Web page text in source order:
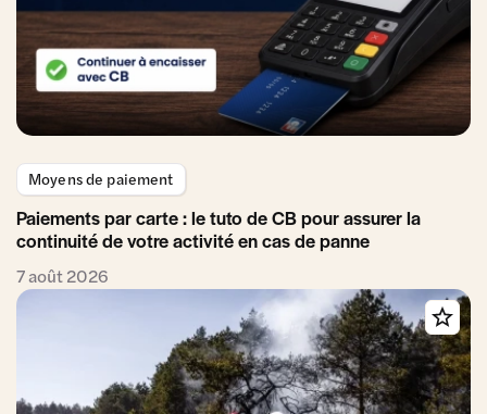
Moyens de paiement
Paiements par carte : le tuto de CB pour assurer la
continuité de votre activité en cas de panne
7 août 2026